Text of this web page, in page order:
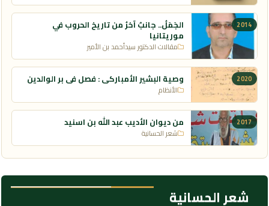
2014 الجَمَلُ.. جانبٌ آخرُ من تاريخ الحروب في
موريتانيا
مقالات الدكتور سيدأحمد بن الأمير
2020 وصية البشير الأمباركي : فصل فى بر الوالدين
الأنظام
2017 من ديوان الأديب عبد الله بن اسنيد
شعر الحسانية
شعر الحسانية